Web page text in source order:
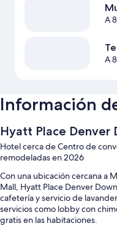
A
A
Información
Hyatt Place Denver
Hotel cerca de Centro de
remodeladas en 2026
Con una ubicación cercana a
Mall, Hyatt Place Denver
cafetería y servicio de
servicios como lobby con
gratis en las habitaciones.